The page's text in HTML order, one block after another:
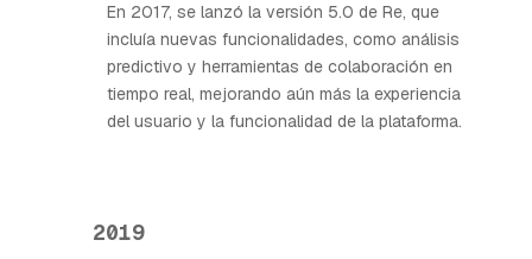
En 2017, se lanzó la versión 5.0 de Re, que
incluía nuevas funcionalidades, como análisis
predictivo y herramientas de colaboración en
tiempo real, mejorando aún más la experiencia
del usuario y la funcionalidad de la plataforma.
2019